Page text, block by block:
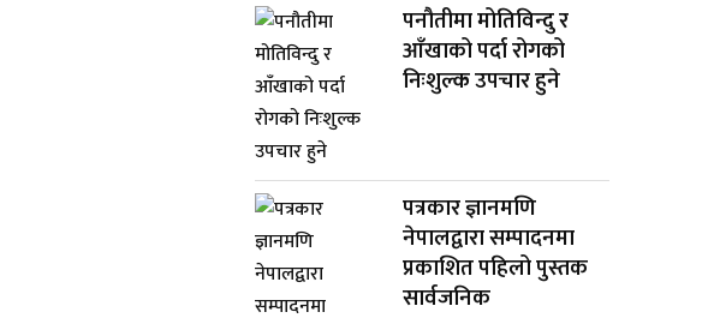
पनौतीमा मोतिविन्दु र
आँखाको पर्दा रोगको
निःशुल्क उपचार हुने
पत्रकार ज्ञानमणि
नेपालद्वारा सम्पादनमा
प्रकाशित पहिलो पुस्तक
सार्वजनिक